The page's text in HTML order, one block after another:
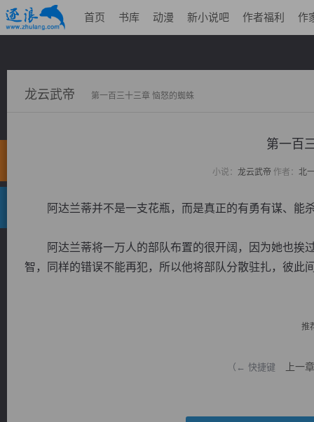
首页 书库 动漫 新小说吧 作者福利 作
龙云武帝 第一百三十三章 恼怒的蜘蛛
第一百
小说： 龙云武帝 作者： 北
阿达兰蒂并不是一支花瓶，而是真正的有勇有谋、能
阿达兰蒂将一万人的部队布置的很开阔，因为她也挨
智，同样的错误不能再犯，所以他将部队分散驻扎，彼此
推
（← 快捷键 上一章